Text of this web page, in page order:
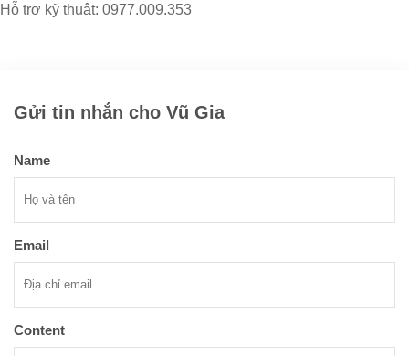
Hỗ trợ kỹ thuật: 0977.009.353
Gửi tin nhắn cho Vũ Gia
Name
Email
Content